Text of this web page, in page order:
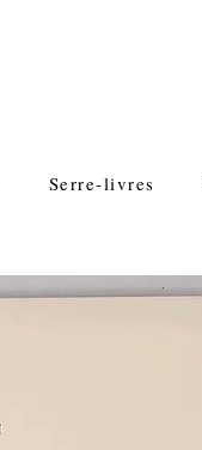
Serre-livres